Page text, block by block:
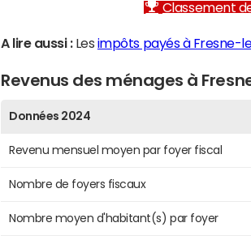
Classement
A lire aussi :Les impôts payés à Fresne-
Revenus des ménages à
Données 2024
Revenu mensuel moyen par foyer fiscal
Nombre de foyers fiscaux
Nombre moyen d'habitant(s) par foyer